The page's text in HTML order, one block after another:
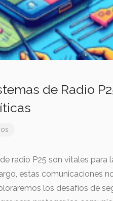
de Radio
radio P25 son vitales para
estas comunicaciones
los desafíos de